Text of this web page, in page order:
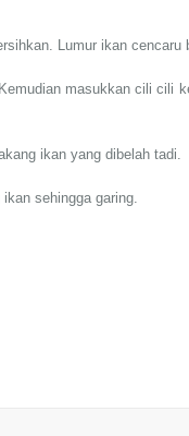
Lumur ikan cencaru
masukkan cili cili
ikan yang dibelah tadi.
sehingga garing.